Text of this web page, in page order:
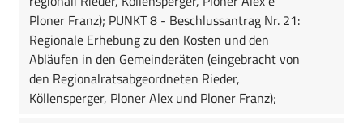
Ploner Franz); PUNKT 8 - Beschlussantrag Nr. 21:
Regionale Erhebung zu den Kosten und den
Abläufen in den Gemeinderäten (eingebracht von
den Regionalratsabgeordneten Rieder,
Köllensperger, Ploner Alex und Ploner Franz);